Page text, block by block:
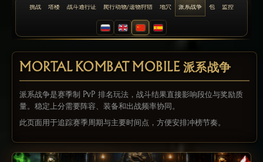
挑战 塔楼 战斗通行证 爬行动物/遗物狩猎 地穴 派系战争 包 监控
MORTAL KOMBAT MOBILE 派系战争
派系战争是赛季制 PvP 排名玩法，战斗结果直接影响段位与奖励质
量。稳定上分需要阵容、装备和出战频率协同。
此页面用于追踪赛季周期与主要时间点，方便安排冲榜节奏。